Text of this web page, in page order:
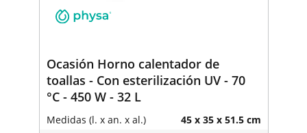
Ocasión Horno calentador de
toallas - Con esterilización UV - 70
°C - 450 W - 32 L
Medidas (l. x an. x al.) 45 x 35 x 51.5 cm